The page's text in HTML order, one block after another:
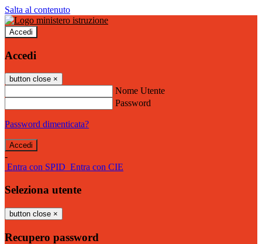
Salta al contenuto
Accedi
Accedi
button close ×
Nome Utente
Password
Password dimenticata?
-
Entra con SPID Entra con CIE
Seleziona utente
button close ×
Recupero password